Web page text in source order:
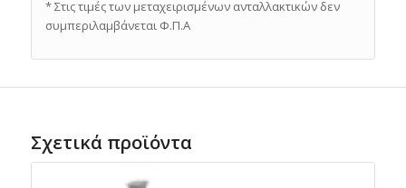
* Στις τιμές των μεταχειρισμένων ανταλλακτικών δεν
συμπεριλαμβάνεται Φ.Π.Α
Σχετικά προϊόντα